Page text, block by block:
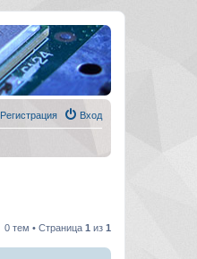
Вход
Регистрация
0 тем • Страница 1 из 1